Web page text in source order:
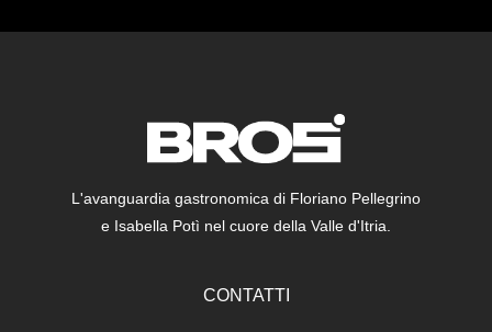
L'avanguardia gastronomica di Floriano Pellegrino
e Isabella Potì nel cuore della Valle d'Itria.
CONTATTI